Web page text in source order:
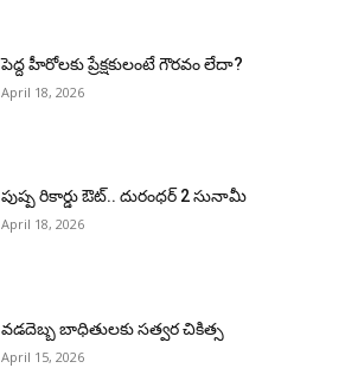
పెద్ద హీరోల‌కు ప్రేక్ష‌కులంటే గౌర‌వం లేదా?
April 18, 2026
పుష్ప రికార్డు ఔట్‌.. దురంధ‌ర్ 2 సునామీ
April 18, 2026
వడదెబ్బ బాధితులకు సత్వర చికిత్స
April 15, 2026